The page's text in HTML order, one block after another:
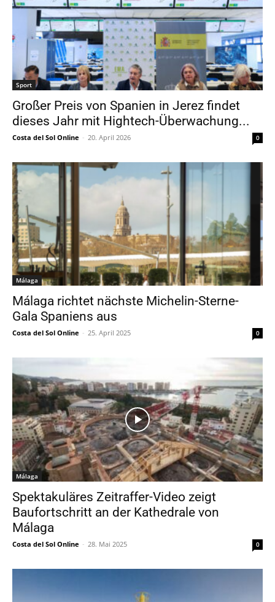
Sport
Großer Preis von Spanien in Jerez findet
dieses Jahr mit Hightech-Überwachung...
Costa del Sol Online - 20. April 2026 0
Málaga
Málaga richtet nächste Michelin-Sterne-
Gala Spaniens aus
Costa del Sol Online - 25. April 2025 0
Málaga
Spektakuläres Zeitraffer-Video zeigt
Baufortschritt an der Kathedrale von
Málaga
Costa del Sol Online - 28. Mai 2025 0